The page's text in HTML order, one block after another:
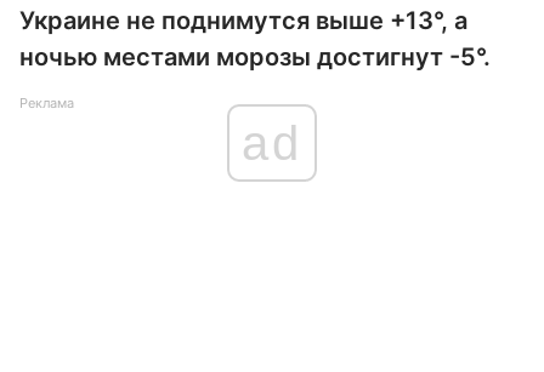
Украине не поднимутся выше +13°, а
ночью местами морозы достигнут -5°.
Реклама
ad